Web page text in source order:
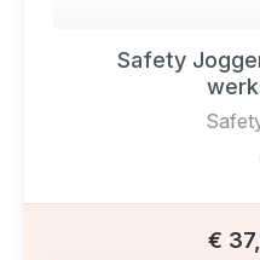
Safety
€